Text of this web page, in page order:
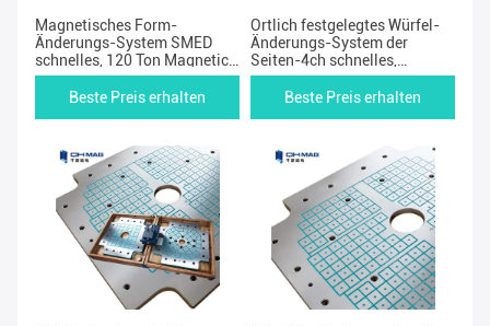
Magnetisches Form-
Änderungs-System SMED
schnelles, 120 Ton Magnetic
Clamping Devices
Beste Preis erhalten
Örtlich festgelegtes Würfel-
Änderungs-System der
Seiten-4ch schnelles,
Anschlag-Spritzen der
Klammern-220rpm
Beste Preis erhalten